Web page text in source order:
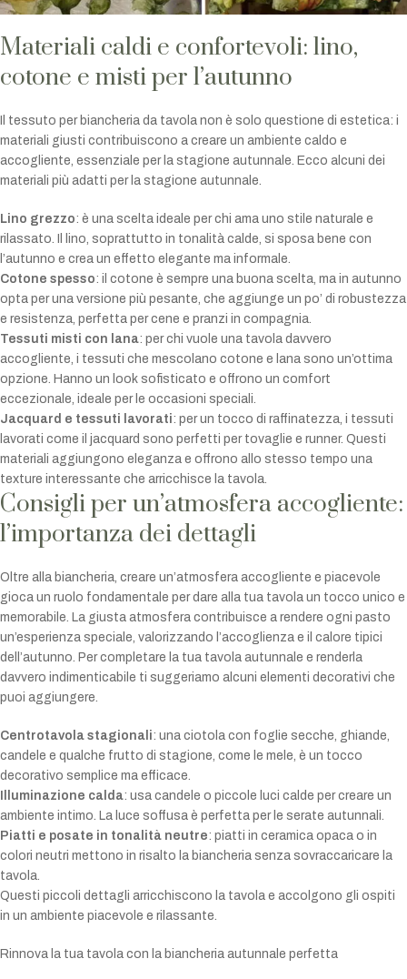
Materiali caldi e confortevoli: lino,
cotone e misti per l’autunno
Il tessuto per biancheria da tavola non è solo questione di estetica: i
materiali giusti contribuiscono a creare un ambiente caldo e
accogliente, essenziale per la stagione autunnale. Ecco alcuni dei
materiali più adatti per la stagione autunnale.
Lino grezzo: è una scelta ideale per chi ama uno stile naturale e
rilassato. Il lino, soprattutto in tonalità calde, si sposa bene con
l’autunno e crea un effetto elegante ma informale.
Cotone spesso: il cotone è sempre una buona scelta, ma in autunno
opta per una versione più pesante, che aggiunge un po’ di robustezza
e resistenza, perfetta per cene e pranzi in compagnia.
Tessuti misti con lana: per chi vuole una tavola davvero
accogliente, i tessuti che mescolano cotone e lana sono un’ottima
opzione. Hanno un look sofisticato e offrono un comfort
eccezionale, ideale per le occasioni speciali.
Jacquard e tessuti lavorati: per un tocco di raffinatezza, i tessuti
lavorati come il jacquard sono perfetti per tovaglie e runner. Questi
materiali aggiungono eleganza e offrono allo stesso tempo una
texture interessante che arricchisce la tavola.
Consigli per un’atmosfera accogliente:
l’importanza dei dettagli
Oltre alla biancheria, creare un’atmosfera accogliente e piacevole
gioca un ruolo fondamentale per dare alla tua tavola un tocco unico e
memorabile. La giusta atmosfera contribuisce a rendere ogni pasto
un’esperienza speciale, valorizzando l’accoglienza e il calore tipici
dell’autunno. Per completare la tua tavola autunnale e renderla
davvero indimenticabile ti suggeriamo alcuni elementi decorativi che
puoi aggiungere.
Centrotavola stagionali: una ciotola con foglie secche, ghiande,
candele e qualche frutto di stagione, come le mele, è un tocco
decorativo semplice ma efficace.
Illuminazione calda: usa candele o piccole luci calde per creare un
ambiente intimo. La luce soffusa è perfetta per le serate autunnali.
Piatti e posate in tonalità neutre: piatti in ceramica opaca o in
colori neutri mettono in risalto la biancheria senza sovraccaricare la
tavola.
Questi piccoli dettagli arricchiscono la tavola e accolgono gli ospiti
in un ambiente piacevole e rilassante.
Rinnova la tua tavola con la biancheria autunnale perfetta